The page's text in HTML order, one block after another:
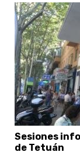
Sesiones
de Tetuán